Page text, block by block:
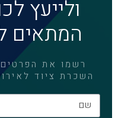
ולייעץ
המתאים
רשמו את
השכרת ציוד